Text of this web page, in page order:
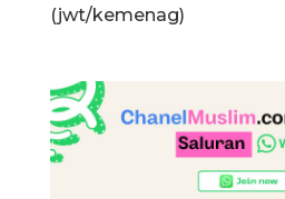
(jwt/kemenag)